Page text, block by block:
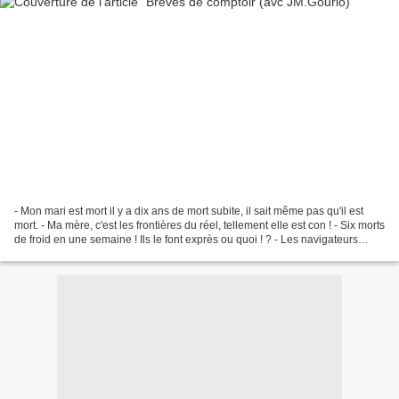
- Mon mari est mort il y a dix ans de mort subite, il sait même pas qu'il est
mort. - Ma mère, c'est les frontières du réel, tellement elle est con ! - Six morts
de froid en une semaine ! Ils le font exprès ou quoi ! ? - Les navigateurs